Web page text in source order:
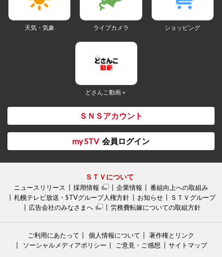
天気・気象 ライブカメラ ショッピング
どさんこ動画＋
ＳＮＳアカウント
my STV 会員ログイン
ＳＴＶについて
ニュースリリース 採用情報 企業情報
番組向上への取組み
札幌テレビ放送・STVグループ人権方針
お知らせ
ＳＴＶグループ
広告会社のみなさまへ
労務費転嫁についての取組方針
ご利用にあたって 個人情報について
著作権とリンク
ソーシャルメディアポリシー
ご意見・ご感想 サイトマップ